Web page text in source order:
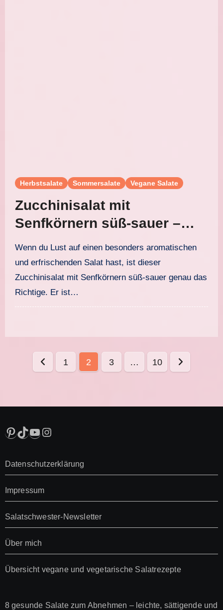
Herbstsalate Sommersalate Vegane Salate
Zucchinisalat mit
Senfkörnern süß-sauer –
schnell, frisch und einfach
zubereitet
Wenn du Lust auf einen besonders aromatischen
und erfrischenden Salat hast, ist dieser
Zucchinisalat mit Senfkörnern süß-sauer genau das
Richtige. Er ist…
Seitennummerierung
Beiträge
1 2 3 … 10
Pinterest
TikTok
YouTube
Instagram
Datenschutzerklärung
Impressum
Salatschwester-Newsletter
Über mich
Übersicht vegane und vegetarische Salatrezepte
8 gesunde Salate zum Abnehmen – leichte, sättigende und